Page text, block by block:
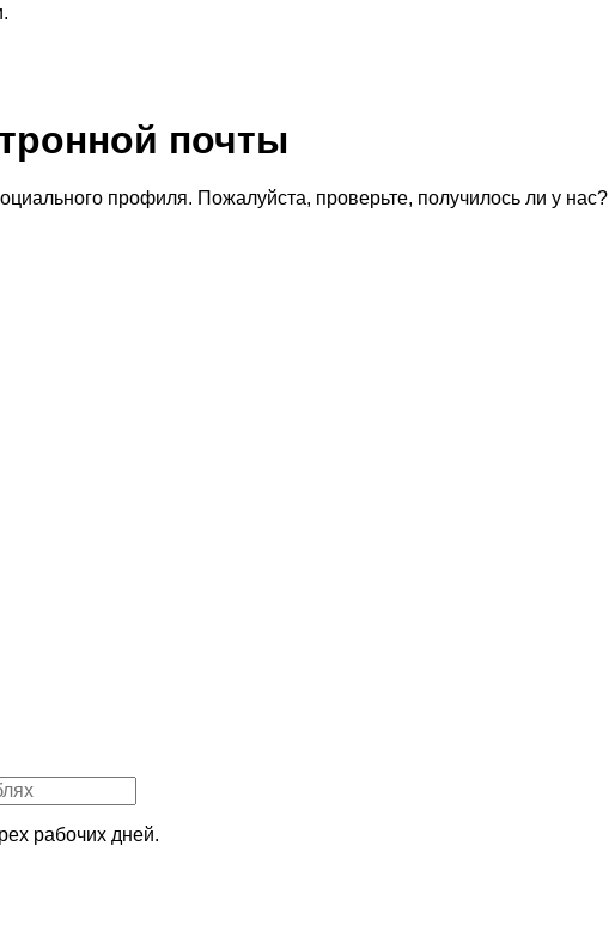
почты
профиля. Пожалуйста, проверьте, получилось ли у нас?
рабочих дней.